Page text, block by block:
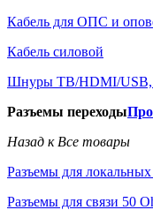
Кабель для ОПС и
Кабель силовой
Шнуры ТВ/HDMI/USB,
Разъемы переходы
Назад к Все товары
Разъемы для локальных
Разъемы для связи 50